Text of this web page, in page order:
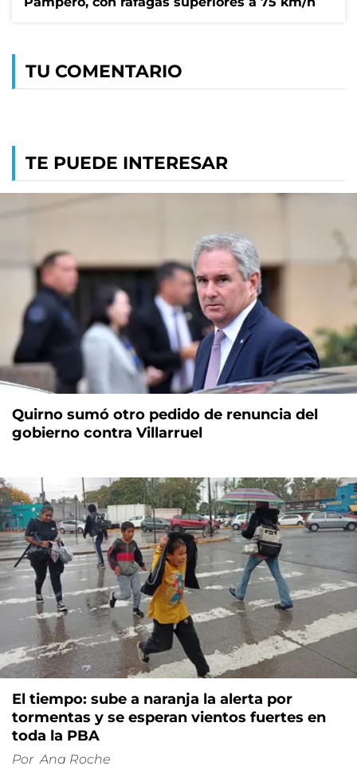
TU COMENTARIO
TE PUEDE INTERESAR
Quirno sumó otro pedido de renuncia del
gobierno contra Villarruel
El tiempo: sube a naranja la alerta por
tormentas y se esperan vientos fuertes en
toda la PBA
Por Ana Roche